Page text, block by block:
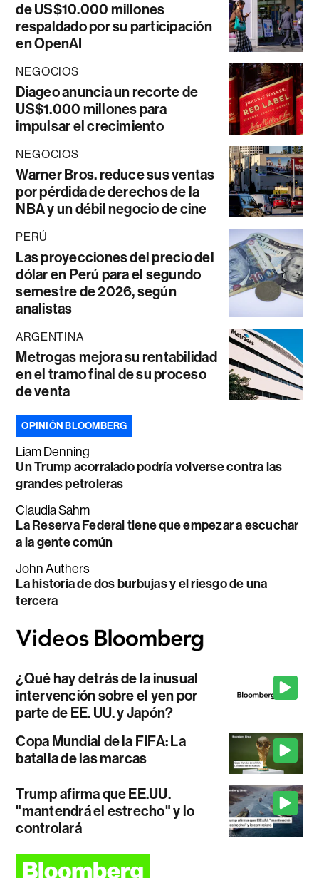
de US$10.000 millones
respaldado por su participación
en OpenAI
NEGOCIOS
Diageo anuncia un recorte de
US$1.000 millones para
impulsar el crecimiento
NEGOCIOS
Warner Bros. reduce sus ventas
por pérdida de derechos de la
NBA y un débil negocio de cine
PERÚ
Las proyecciones del precio del
dólar en Perú para el segundo
semestre de 2026, según
analistas
ARGENTINA
Metrogas mejora su rentabilidad
en el tramo final de su proceso
de venta
OPINIÓN BLOOMBERG
Liam Denning
Un Trump acorralado podría volverse contra las
grandes petroleras
Claudia Sahm
La Reserva Federal tiene que empezar a escuchar
a la gente común
John Authers
La historia de dos burbujas y el riesgo de una
tercera
¿Qué hay detrás de la inusual
intervención sobre el yen por
parte de EE. UU. y Japón?
Copa Mundial de la FIFA: La
batalla de las marcas
Trump afirma que EE.UU.
"mantendrá el estrecho" y lo
controlará